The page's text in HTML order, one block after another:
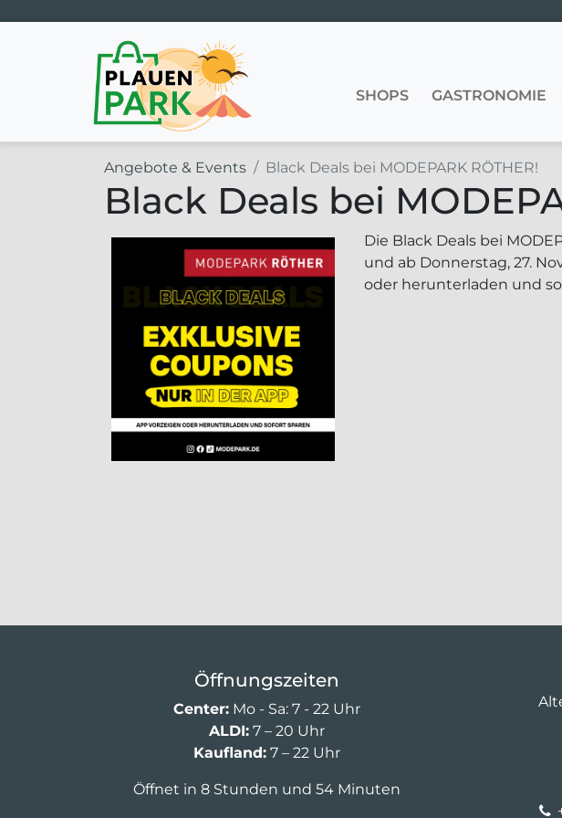
Hauptnavigation SHOPS GASTRONOMIE
Angebote & Events Black Deals bei MODEPARK RÖTHER!
Black Deals bei
Die Black Deals bei
und ab Donnerstag, 27.
oder herunterladen und
Öffnungszeiten
Center:Mo - Sa: 7 - 22 Uhr
ALDI:7 – 20 Uhr
Kaufland:7 – 22 Uhr
Öffnet in 8 Stunden und 54 Minuten